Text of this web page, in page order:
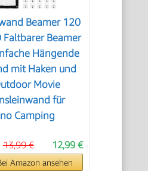
Beamer 120
Faltbarer Beamer
Hängende
mit Haken und
Movie
für
Camping
12,99 €
13,99 €
Amazon ansehen